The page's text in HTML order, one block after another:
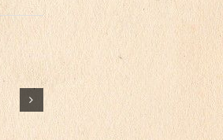
こんなはずじゃなかったの
1月 11th, 2020